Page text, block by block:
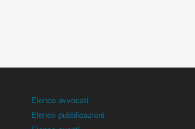
Elenco avvocati
Elenco pubblicazioni